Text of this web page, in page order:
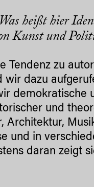
heißt hier
Kunst und
Tendenz zu
wir dazu
demokratische
und
Architektur,
und in
daran zeigt